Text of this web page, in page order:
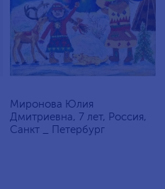
Миронова Юлия
Дмитриевна, 7 лет, Россия,
Санкт _ Петербург